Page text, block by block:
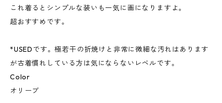
これ着るとシンプルな装いも一気に画になりますよ。
超おすすめです。
*USEDです。極若干の折焼けと非常に微細な汚れはあります
が古着慣れしている方は気にならないレベルです。
Color
オリーブ